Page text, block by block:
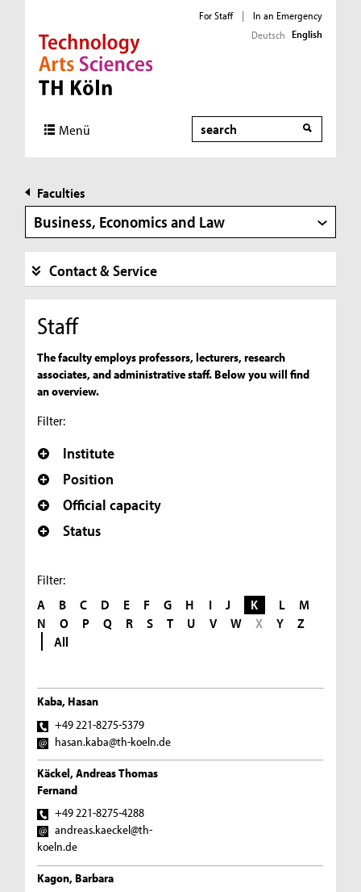
Direkt zur Hauptnavigation
Direkt zur Subnavigation
Direkt zum Inhalt
Direkt zum Fußbereich
For Staff |
In an Emergency
Deutsch English
Menü Search
Faculties
Business, Economics and Law
Contact & Service
Staff
The faculty employs professors, lecturers, research
associates, and administrative staff. Below you will find
an overview.
Filter:
Institute
Position
Official capacity
Status
Filter:
A B C D E F G H I J K L
M
N
O P Q R S T U V W X Y
Z
All
Kaba, Hasan
+49 221-8275-5379
hasan.kaba@th-koeln.de
Käckel, Andreas Thomas
Fernand
+49 221-8275-4288
andreas.kaeckel@th-
koeln.de
Kagon, Barbara